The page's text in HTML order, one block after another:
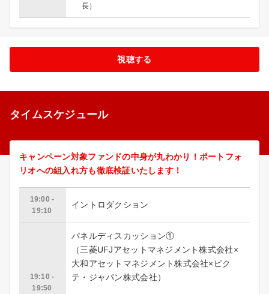
長）
視聴する
タイムスケジュール
キャンペーン対象ファンドの中身が丸わかり！ポートフォ
リオへの組入れ方も徹底検証いたします！
19:00 -
19:10
イントロダクション
19:10 -
19:50
パネルディスカッション①
（三菱UFJアセットマネジメント株式会社×
大和アセットマネジメント株式会社×ピク
テ・ジャパン株式会社）